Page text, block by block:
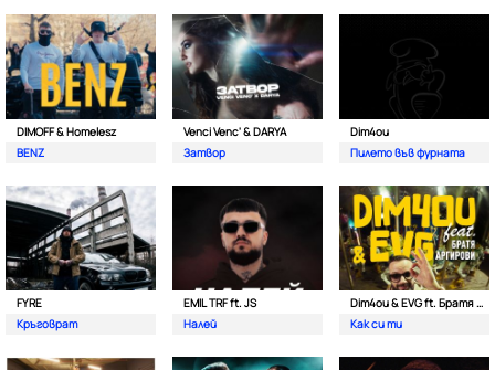
DIMOFF & Homelesz
BENZ
Venci Venc' & DARYA
Затвор
Dim4ou
Пилето във фурната
FYRE
Кръговрат
EMIL TRF ft. JS
Налей
Dim4ou & EVG ft. Братя Аргирови
Как си ти